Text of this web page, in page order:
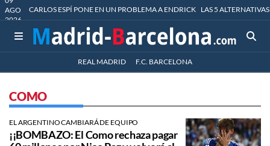
AGO
2026
CARLOS ESPÍ PONE EN UN PROBLEMA A ENDRICK LAS 5
REAL MADRID F.C. BARCELONA
COMO
EL ARGENTINO CAMBIARÁ DE EQUIPO
¡¡BOMBAZO: El Como rechaza pagar